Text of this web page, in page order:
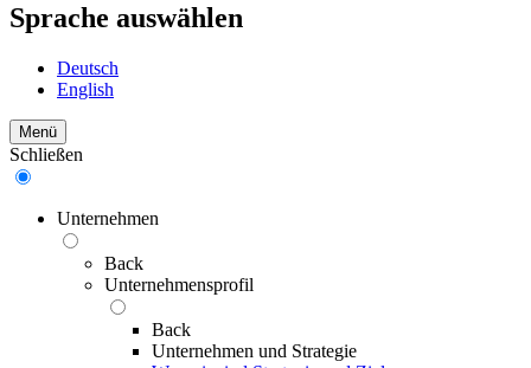
Sprache auswählen
Deutsch
English
Menü
Schließen
Unternehmen
Back
Unternehmensprofil
Back
Unternehmen und Strategie